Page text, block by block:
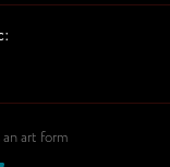
art form